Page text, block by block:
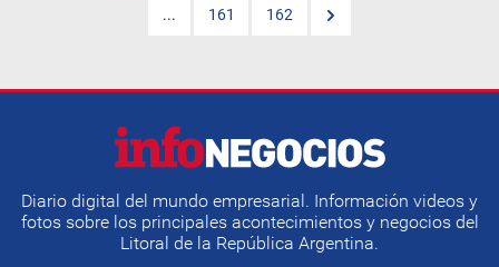
... 161 162
Diario digital del mundo empresarial. Información videos y
fotos sobre los principales acontecimientos y negocios del
Litoral de la República Argentina.